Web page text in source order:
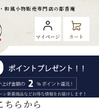
和風小物販売専門店の都香庵
マイページ カート
らから